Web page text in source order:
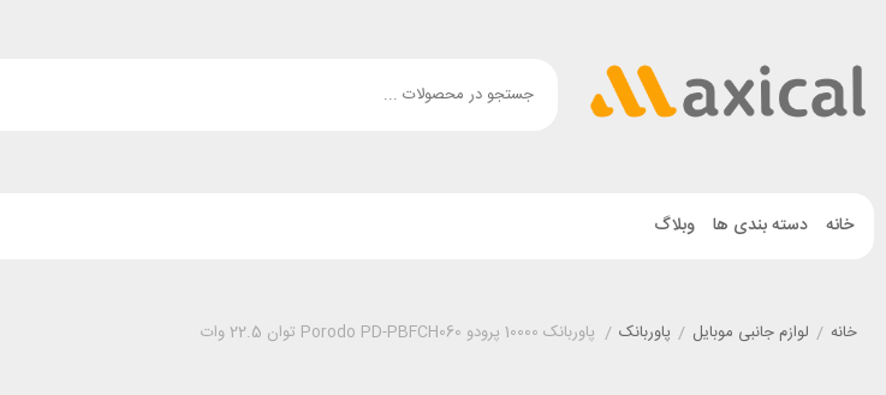
خانه دسته بندی ها وبلاگ
خانه / لوازم جانبی موبایل / پاوربانک / پاوربانک 10000 پرودو Porodo PD-PBFCH060 توان 22.5 وات